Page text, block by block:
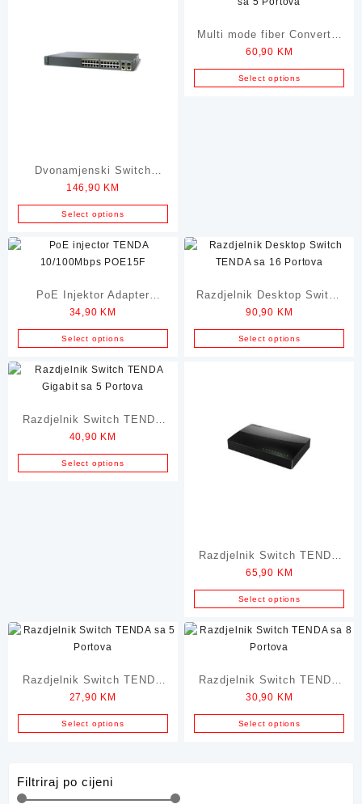
Dvonamjenski Switch
CISCO Catalyst sa 24
Porta
146,90 KM
Select options
Multi mode fiber Converter
TENDA
60,90 KM
Select options
PoE Injektor Adapter
TENDA 10/100Mbps
34,90 KM
Select options
Razdjelnik Desktop Switch
TENDA sa 16 Portova
90,90 KM
Select options
Razdjelnik Switch TENDA
Gigabit sa 5 Portova
40,90 KM
Select options
Razdjelnik Switch TENDA
Gigabit sa 8 Portova
65,90 KM
Select options
Razdjelnik Switch TENDA
sa 5 Portova
27,90 KM
Select options
Razdjelnik Switch TENDA
sa 8 Portova
30,90 KM
Select options
Filtriraj po cijeni